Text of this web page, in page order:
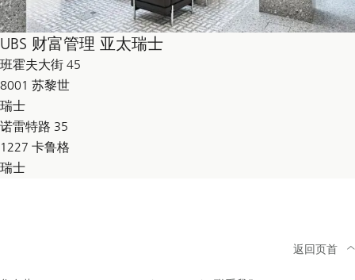
UBS 财富管理 亚太瑞士
班霍夫大街 45
8001 苏黎世
瑞士
诺雷特路 35
1227 卡鲁格
瑞士
返回页首